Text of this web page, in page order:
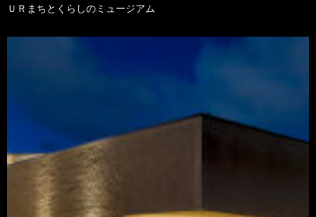
ＵＲまちとくらしのミュージアム